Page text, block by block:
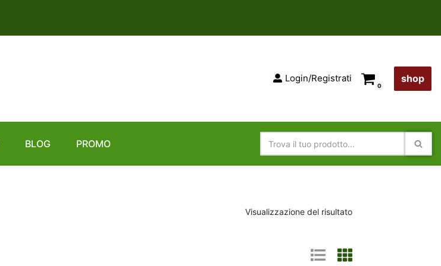
Login/Registrati
0
shop
BLOG PROMO
Visualizzazione del risultato